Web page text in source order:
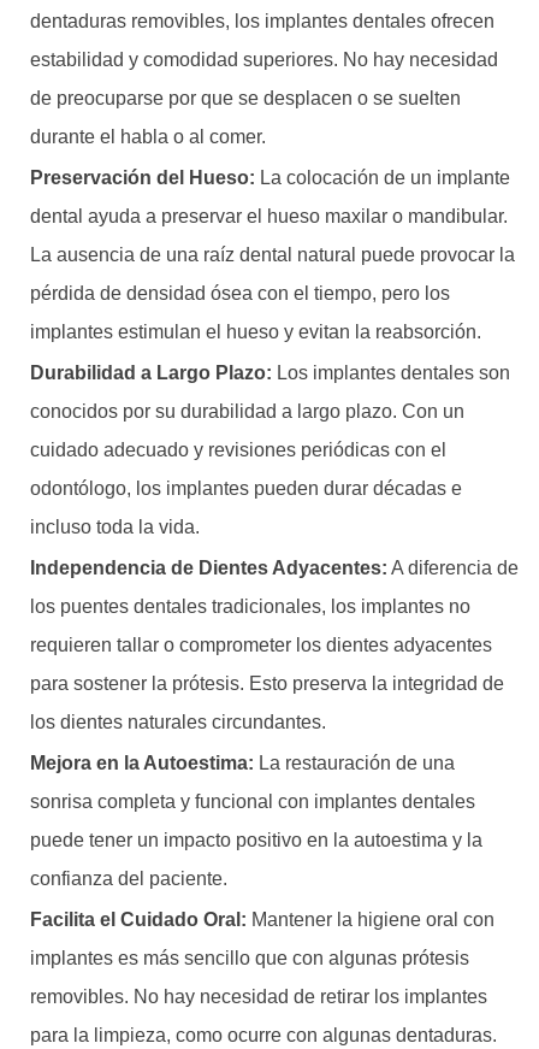
dentaduras removibles, los implantes dentales ofrecen
estabilidad y comodidad superiores. No hay necesidad
de preocuparse por que se desplacen o se suelten
durante el habla o al comer.
Preservación del Hueso: La colocación de un implante
dental ayuda a preservar el hueso maxilar o mandibular.
La ausencia de una raíz dental natural puede provocar la
pérdida de densidad ósea con el tiempo, pero los
implantes estimulan el hueso y evitan la reabsorción.
Durabilidad a Largo Plazo: Los implantes dentales son
conocidos por su durabilidad a largo plazo. Con un
cuidado adecuado y revisiones periódicas con el
odontólogo, los implantes pueden durar décadas e
incluso toda la vida.
Independencia de Dientes Adyacentes: A diferencia de
los puentes dentales tradicionales, los implantes no
requieren tallar o comprometer los dientes adyacentes
para sostener la prótesis. Esto preserva la integridad de
los dientes naturales circundantes.
Mejora en la Autoestima: La restauración de una
sonrisa completa y funcional con implantes dentales
puede tener un impacto positivo en la autoestima y la
confianza del paciente.
Facilita el Cuidado Oral: Mantener la higiene oral con
implantes es más sencillo que con algunas prótesis
removibles. No hay necesidad de retirar los implantes
para la limpieza, como ocurre con algunas dentaduras.